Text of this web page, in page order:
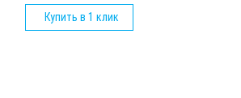
Купить в 1 клик